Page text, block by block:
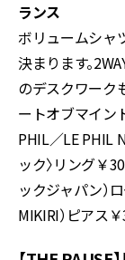
ランス
ボリュームシャ
決まります。
のデスクワーク
ートオブマイン
PHIL／LE PHIL
ック〉リング￥
ックジャパン）
MIKIRI）ピアス